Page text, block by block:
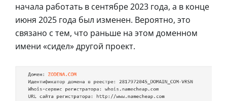
начала работать в сентябре 2023 года, а в конце
июня 2025 года был изменен. Вероятно, это
связано с тем, что раньше на этом доменном
имени «сидел» другой проект.